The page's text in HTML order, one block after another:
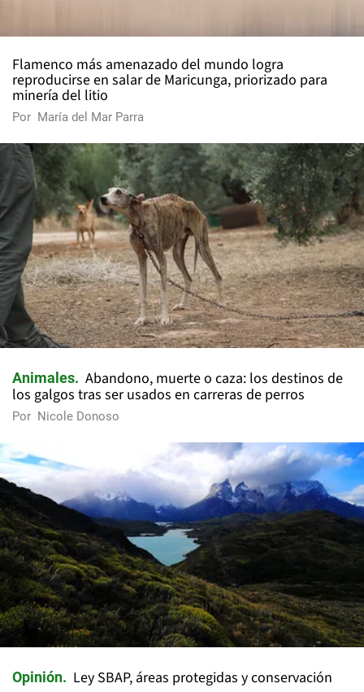
Flamenco más amenazado del mundo logra
reproducirse en salar de Maricunga, priorizado para
minería del litio
Por María del Mar Parra
Animales
Abandono, muerte o caza: los destinos de
los galgos tras ser usados en carreras de perros
Por Nicole Donoso
Opinión Ley SBAP, áreas protegidas y conservación